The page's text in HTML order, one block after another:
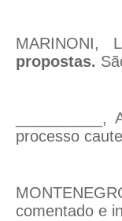
MARINONI,
propostas.
__________,
processo
comentado e